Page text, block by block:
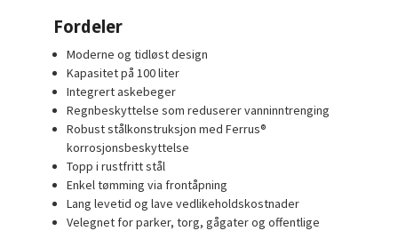
Fordeler
Moderne og tidløst design
Kapasitet på 100 liter
Integrert askebeger
Regnbeskyttelse som reduserer vanninntrenging
Robust stålkonstruksjon med Ferrus®
korrosjonsbeskyttelse
Topp i rustfritt stål
Enkel tømming via frontåpning
Lang levetid og lave vedlikeholdskostnader
Velegnet for parker, torg, gågater og offentlige